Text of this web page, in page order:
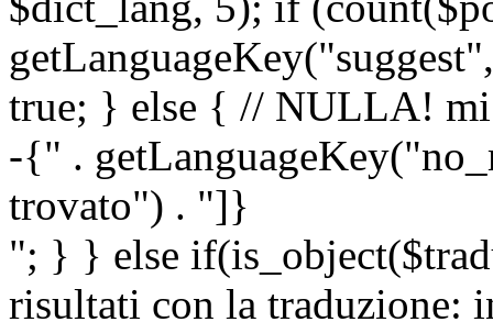
true; } else { // NULLA! mi
-{" .
trovato") . "]}
"; } } else
risultati con la traduzione: